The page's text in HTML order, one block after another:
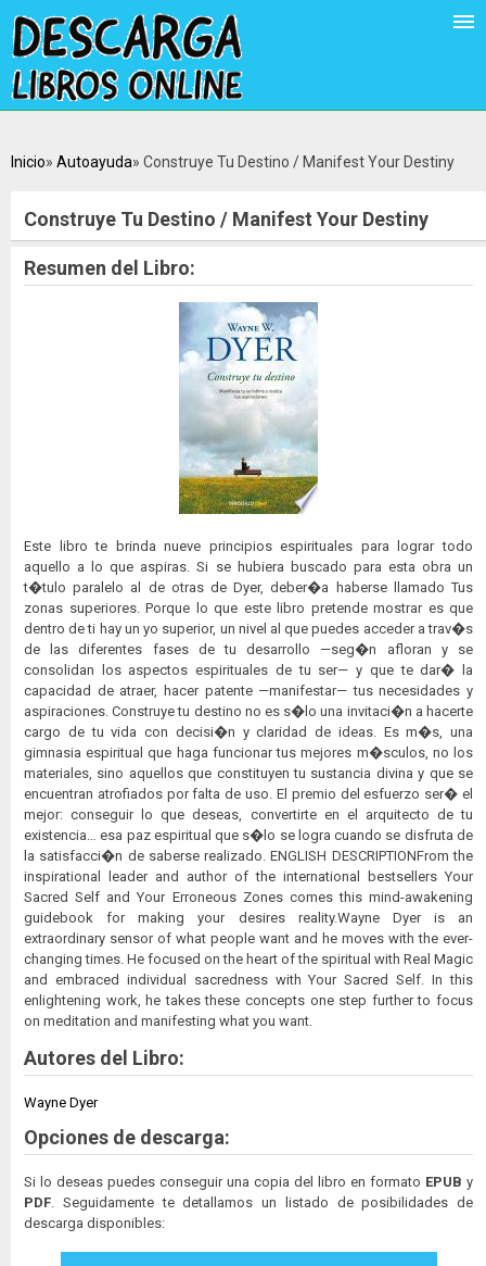
Inicio Autoayuda Construye Tu Destino / Manifest Your Destiny
Construye Tu Destino / Manifest Your Destiny
Resumen del Libro:
Este libro te brinda nueve principios espirituales para lograr todo
aquello a lo que aspiras. Si se hubiera buscado para esta obra un
t�tulo paralelo al de otras de Dyer, deber�a haberse llamado Tus
zonas superiores. Porque lo que este libro pretende mostrar es que
dentro de ti hay un yo superior, un nivel al que puedes acceder a trav�s
de las diferentes fases de tu desarrollo —seg�n afloran y se
consolidan los aspectos espirituales de tu ser— y que te dar� la
capacidad de atraer, hacer patente —manifestar— tus necesidades y
aspiraciones. Construye tu destino no es s�lo una invitaci�n a hacerte
cargo de tu vida con decisi�n y claridad de ideas. Es m�s, una
gimnasia espiritual que haga funcionar tus mejores m�sculos, no los
materiales, sino aquellos que constituyen tu sustancia divina y que se
encuentran atrofiados por falta de uso. El premio del esfuerzo ser� el
mejor: conseguir lo que deseas, convertirte en el arquitecto de tu
existencia… esa paz espiritual que s�lo se logra cuando se disfruta de
la satisfacci�n de saberse realizado. ENGLISH DESCRIPTIONFrom the
inspirational leader and author of the international bestsellers Your
Sacred Self and Your Erroneous Zones comes this mind-awakening
guidebook for making your desires reality.Wayne Dyer is an
extraordinary sensor of what people want and he moves with the ever-
changing times. He focused on the heart of the spiritual with Real Magic
and embraced individual sacredness with Your Sacred Self. In this
enlightening work, he takes these concepts one step further to focus
on meditation and manifesting what you want.
Autores del Libro:
Wayne Dyer
Opciones de descarga:
Si lo deseas puedes conseguir una copia del libro en formato EPUB y
PDF . Seguidamente te detallamos un listado de posibilidades de
descarga disponibles: